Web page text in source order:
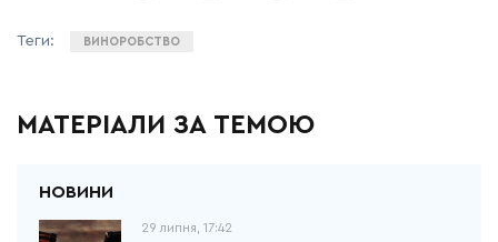
ВИНОРОБСТВО
МАТЕРІАЛИ ЗА ТЕМОЮ
29 липня, 17:42